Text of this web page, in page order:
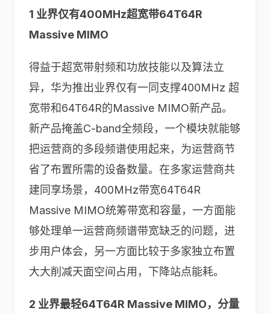
1 业界仅有400MHz超宽带64T64R
Massive MIMO
得益于超宽带射频和功放技能以及算法立
异，华为推出业界仅有一同支撑400MHz 超
宽带和64T64R的Massive MIMO新产品。
新产品掩盖C-band全频段，一个模块就能够
把运营商的多段频谱使用起来，为运营商节
省了布置所需的设备数量。在多家运营商共
建同享场景，400MHz带宽64T64R
Massive MIMO统筹带宽和容量，一方面能
够处理单一运营商频谱带宽缺乏的问题，进
步用户体会，另一方面比较于多家独立布置
大大削减天面空间占用，下降站点能耗。
2 业界最轻64T64R Massive MIMO，分量